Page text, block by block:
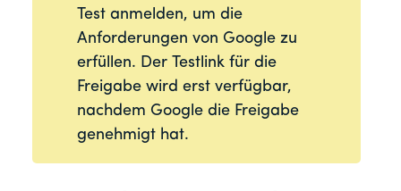
Test anmelden, um die
Anforderungen von Google zu
erfüllen. Der Testlink für die
Freigabe wird erst verfügbar,
nachdem Google die Freigabe
genehmigt hat.